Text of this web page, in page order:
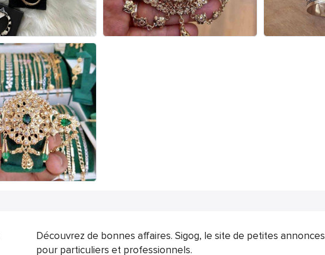
Découvrez de bonnes affaires. Sigog, le site de petites annonces
pour particuliers et professionnels.